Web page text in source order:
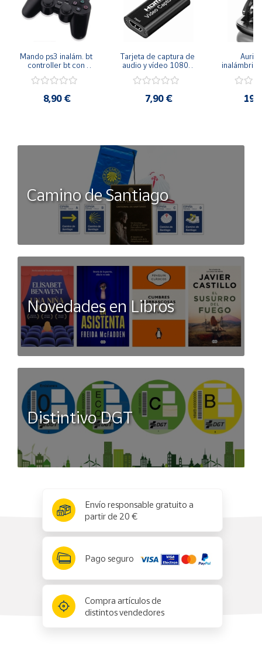
Mando ps3 inalám. bt
controller bt con
vibración
8,90 €
Tarjeta de captura de
audio y vídeo 1080p
7,90 €
manos
Camino de Santiago
Novedades en Libros
Distintivo DGT
Envío responsable gratuito a
partir de 20 €
Pago seguro
Compra artículos de
distintos vendedores